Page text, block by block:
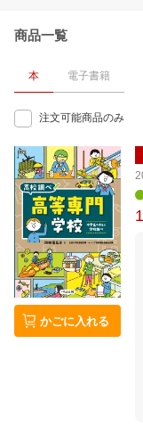
商品一覧
本 電子書籍
注文可能商品のみ
かごに入れる